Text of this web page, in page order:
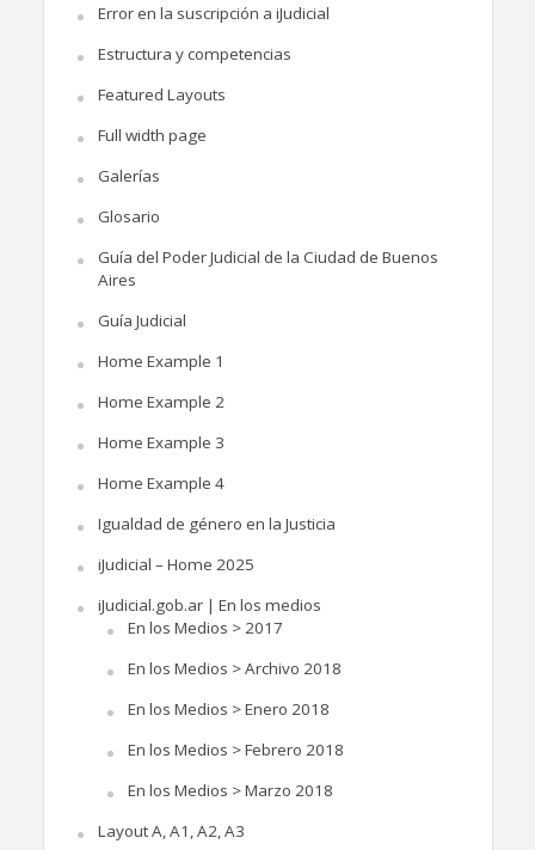
Error en la suscripción a iJudicial
Estructura y competencias
Featured Layouts
Full width page
Galerías
Glosario
Guía del Poder Judicial de la Ciudad de Buenos
Aires
Guía Judicial
Home Example 1
Home Example 2
Home Example 3
Home Example 4
Igualdad de género en la Justicia
iJudicial – Home 2025
iJudicial.gob.ar | En los medios
En los Medios > 2017
En los Medios > Archivo 2018
En los Medios > Enero 2018
En los Medios > Febrero 2018
En los Medios > Marzo 2018
Layout A, A1, A2, A3